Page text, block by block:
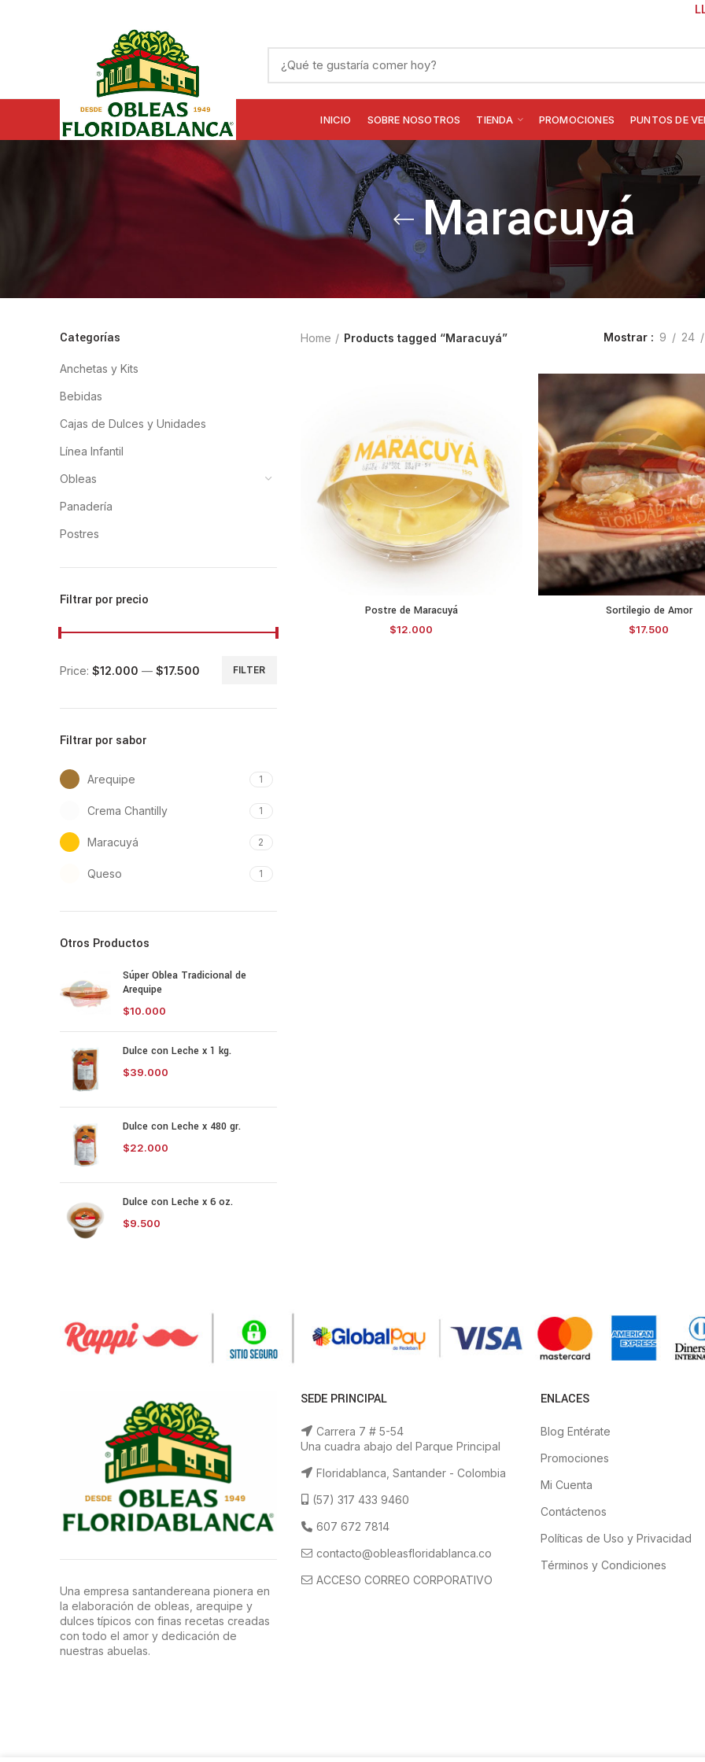
INICIO SOBRE NOSOTROS TIENDA PROMOCIONES PUNTOS DE
Maracuyá
Categorías
Anchetas y Kits
Bebidas
Cajas de Dulces y Unidades
Línea Infantil
Obleas
Panadería
Postres
Filtrar por precio
FILTER
Price: $12.000 — $17.500
Filtrar por sabor
Arequipe 1
Crema Chantilly 1
Maracuyá 2
Queso 1
Otros Productos
Súper Oblea Tradicional de
Arequipe
$10.000
Dulce con Leche x 1 kg.
$39.000
Dulce con Leche x 480 gr.
$22.000
Dulce con Leche x 6 oz.
$9.500
Home Products tagged “Maracuyá” Mostrar 9 24
ADD TO CART
Postre de Maracuyá
$12.000
SELECCIONAR
Sortilegio de Amor
$17.500
Una empresa santandereana pionera en
la elaboración de obleas, arequipe y
dulces típicos con finas recetas creadas
con todo el amor y dedicación de
nuestras abuelas.
SEDE PRINCIPAL
Carrera 7 # 5-54
Una cuadra abajo del Parque Principal
Floridablanca, Santander - Colombia
(57) 317 433 9460
607 672 7814
contacto@obleasfloridablanca.co
ACCESO CORREO CORPORATIVO
ENLACES
Blog Entérate
Promociones
Mi Cuenta
Contáctenos
Políticas de Uso y Privacidad
Términos y Condiciones